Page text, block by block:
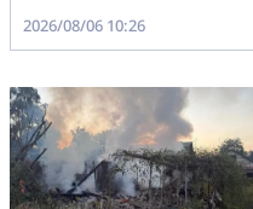
2026/08/06 10:26